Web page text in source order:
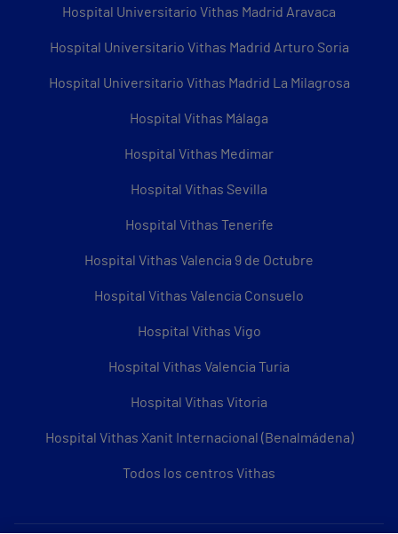
Hospital Universitario Vithas Madrid Aravaca
Hospital Universitario Vithas Madrid Arturo Soria
Hospital Universitario Vithas Madrid La Milagrosa
Hospital Vithas Málaga
Hospital Vithas Medimar
Hospital Vithas Sevilla
Hospital Vithas Tenerife
Hospital Vithas Valencia 9 de Octubre
Hospital Vithas Valencia Consuelo
Hospital Vithas Vigo
Hospital Vithas Valencia Turia
Hospital Vithas Vitoria
Hospital Vithas Xanit Internacional (Benalmádena)
Todos los centros Vithas